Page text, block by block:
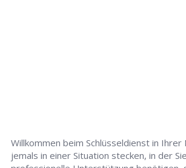
Willkommen beim Schlüsseldienst in Ihrer
jemals in einer Situation stecken, in der